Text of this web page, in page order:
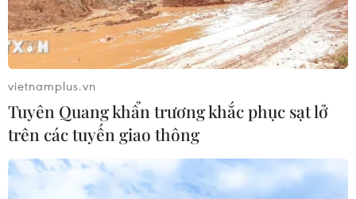
vietnamplus.vn
Tuyên Quang khẩn trương khắc phục sạt lở
trên các tuyến giao thông